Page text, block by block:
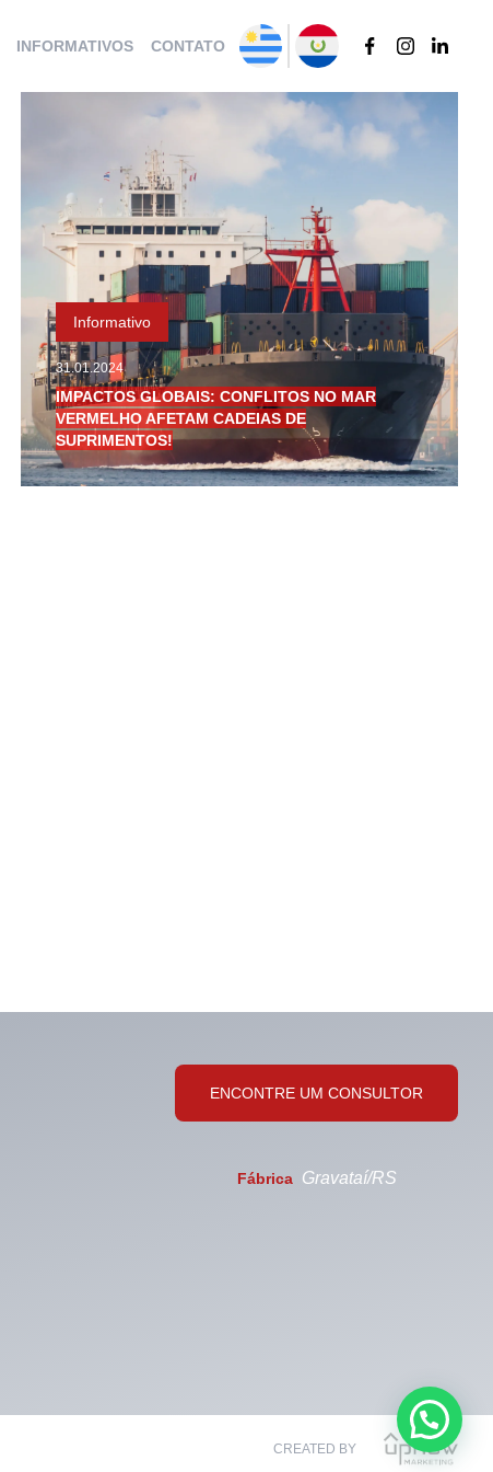
INFORMATIVOS CONTATO
Informativo
31.01.2024
IMPACTOS GLOBAIS: CONFLITOS NO MAR
VERMELHO AFETAM CADEIAS DE
SUPRIMENTOS!
ENCONTRE UM CONSULTOR
Fábrica Gravataí/RS
CREATED BY